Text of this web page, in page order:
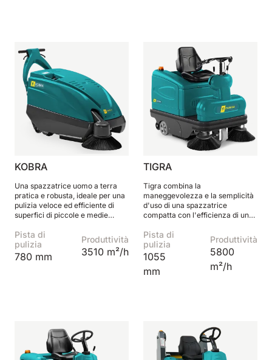
KOBRA
Una spazzatrice uomo a terra
pratica e robusta, ideale per una
pulizia veloce ed efficiente di
superfici di piccole e medie
Pista di
pulizia
780 mm
Produttività
3510 m²/h
TIGRA
Tigra combina la
maneggevolezza e la semplicità
d'uso di una spazzatrice
compatta con l'efficienza di una
Pista di
pulizia
1055
mm
Produttività
5800
m²/h